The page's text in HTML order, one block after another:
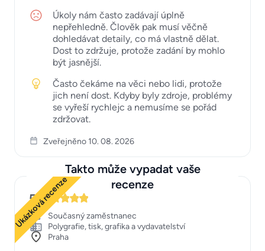
Úkoly nám často zadávají úplně
nepřehledně. Člověk pak musí věčně
dohledávat detaily, co má vlastně dělat.
Dost to zdržuje, protože zadání by mohlo
být jasnější.
Často čekáme na věci nebo lidi, protože
jich není dost. Kdyby byly zdroje, problémy
se vyřeší rychlejc a nemusíme se pořád
zdržovat.
Zveřejněno 10. 08. 2026
Takto může vypadat vaše
recenze
Ukázková recenze
5
Současný zaměstnanec
Polygrafie, tisk, grafika a vydavatelství
Praha